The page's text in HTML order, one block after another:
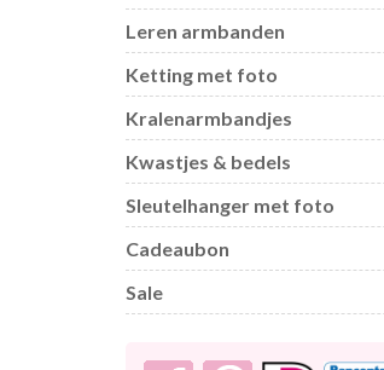
Leren armbanden
Ketting met foto
Kralenarmbandjes
Kwastjes & bedels
Sleutelhanger met foto
Cadeaubon
Sale